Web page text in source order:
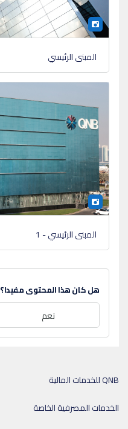
المبنى الرئيسي
المبنى الرئيسي - 1
هل كان هذا المحتوى مفيدا؟
نعم
QNB للخدمات المالية
الخدمات المصرفية الخاصة